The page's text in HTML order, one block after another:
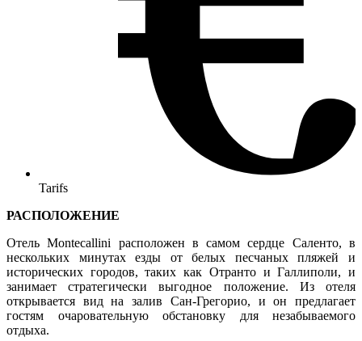
Tarifs
РАСПОЛОЖЕНИЕ
Отель Montecallini расположен в самом сердце Саленто, в
нескольких минутах езды от белых песчаных пляжей и
исторических городов, таких как Отранто и Галлиполи, и
занимает стратегически выгодное положение. Из отеля
открывается вид на залив Сан-Грегорио, и он предлагает
гостям очаровательную обстановку для незабываемого
отдыха.